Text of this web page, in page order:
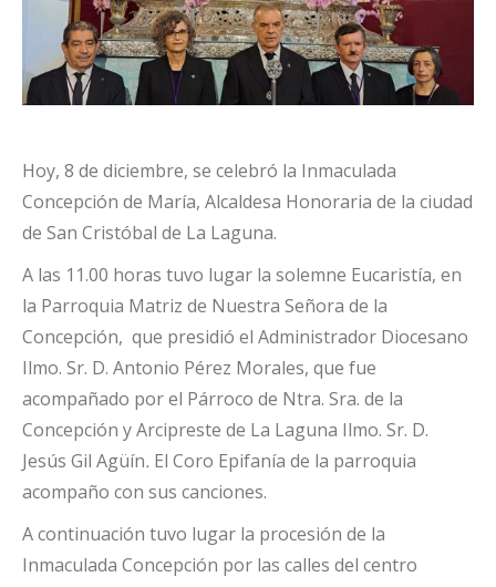
Hoy, 8 de diciembre, se celebró la Inmaculada
Concepción de María, Alcaldesa Honoraria de la ciudad
de San Cristóbal de La Laguna.
A las 11.00 horas tuvo lugar la solemne Eucaristía, en
la Parroquia Matriz de Nuestra Señora de la
Concepción, que presidió el Administrador Diocesano
Ilmo. Sr. D. Antonio Pérez Morales, que fue
acompañado por el Párroco de Ntra. Sra. de la
Concepción y Arcipreste de La Laguna Ilmo. Sr. D.
Jesús Gil Agüín. El Coro Epifanía de la parroquia
acompaño con sus canciones.
A continuación tuvo lugar la procesión de la
Inmaculada Concepción por las calles del centro